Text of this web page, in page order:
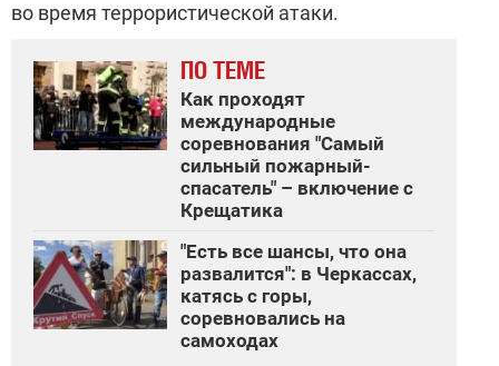
во время террористической атаки.
ПО ТЕМЕ
Как проходят
международные
соревнования "Самый
сильный пожарный-
спасатель" – включение с
Крещатика
"Есть все шансы, что она
развалится": в Черкассах,
катясь с горы,
соревновались на
самоходах